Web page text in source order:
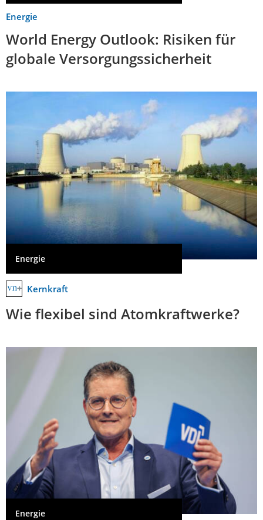
Energie
World Energy Outlook: Risiken für
globale Versorgungssicherheit
Energie
Kernkraft
Wie flexibel sind Atomkraftwerke?
Energie